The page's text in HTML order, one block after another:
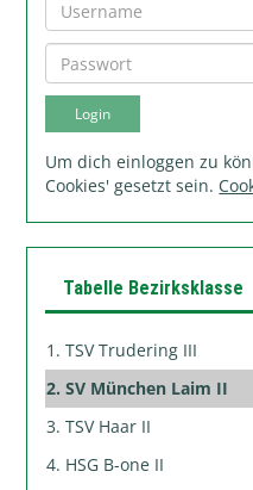
Um dich einloggen zu
Cookies' gesetzt sein.
Tabelle Bezirksklasse
1. TSV Trudering III
2. SV München Laim II
3. TSV Haar II
4. HSG B-one II